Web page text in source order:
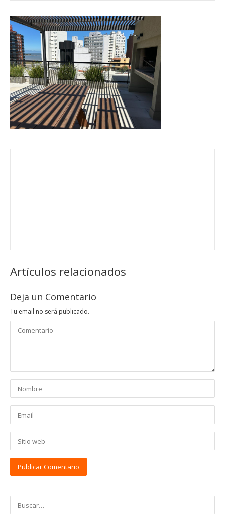
Artículos relacionados
Deja un Comentario
Tu email no será publicado.